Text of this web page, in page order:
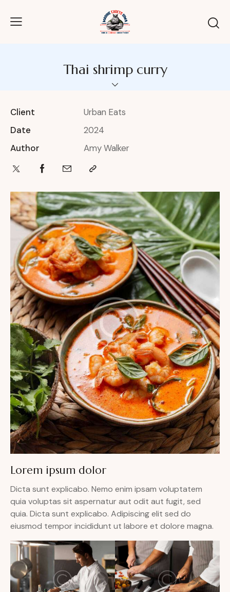
Thai shrimp curry
Client
Urban Eats
Date
2024
Author
Amy Walker
Lorem ipsum dolor
Dicta sunt explicabo. Nemo enim ipsam voluptatem
quia voluptas sit aspernatur aut odit aut fugit, sed
quia. Dicta sunt explicabo. Adipiscing elit sed do
eiusmod tempor incididunt ut labore et dolore magna.